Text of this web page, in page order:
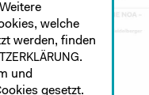
welche
werden, finden
.
und
gesetzt.